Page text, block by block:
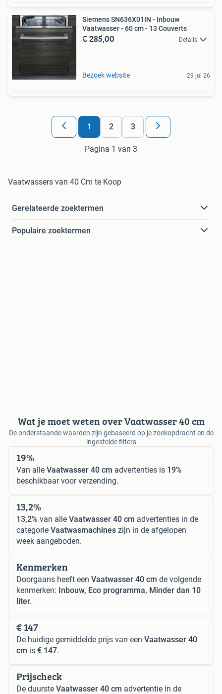
Siemens SN636X01IN - Inbouw
Vaatwasser - 60 cm - 13 Couverts
€ 285,00 Details
Bezoek website 29 jul 26
1 2 3
Pagina 1 van 3
Vaatwassers van 40 Cm te Koop
Gerelateerde zoektermen
Populaire zoektermen
Wat je moet weten over Vaatwasser 40 cm
De onderstaande waarden zijn gebaseerd op je zoekopdracht en de
ingestelde filters
19%
Van alle Vaatwasser 40 cm advertenties is 19%
beschikbaar voor verzending.
13,2%
13,2% van alle Vaatwasser 40 cm advertenties in de
categorie Vaatwasmachines zijn in de afgelopen
week aangeboden.
Kenmerken
Doorgaans heeft een Vaatwasser 40 cm de volgende
kenmerken: Inbouw, Eco programma, Minder dan 10
liter.
€ 147
De huidige gemiddelde prijs van een Vaatwasser 40
cm is € 147.
Prijscheck
De duurste Vaatwasser 40 cm advertentie in de